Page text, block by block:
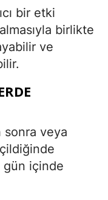
bir etki
birlikte
ve
sonra veya
gün içinde